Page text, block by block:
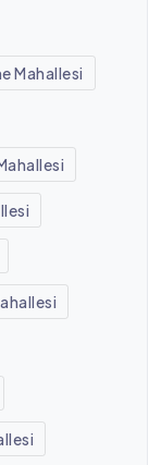
Mahallesi